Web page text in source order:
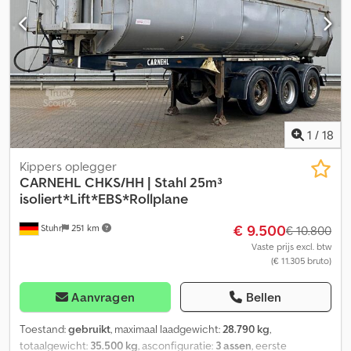
elektronisch remsysteem EBS, gereedschapskist, pendelklep
(opliggend), dakzeil, platform, aansluitstekker 1x15-polig,
lichtmetalen velgen. Ons volledige voertuigenaanbod vindt u op .
Financiering gewenst? Met onze Value Added Service bieden wij
u individuele financieringsmogelijkheden, full service en
telematica-diensten. Wij adviseren u graag. Chsdpfoyg Ucxsx Ag
Ioa
1 / 18
Stuhr 251 km
Kippers oplegger
CARNEHL CHKS/HH | Stahl 25m³
isoliert*Lift*EBS*Rollplane
€ 9.500€ 10.800
Vaste prijs excl. btw
(€ 11.305 bruto)
Aanvragen Bellen
Toestand:gebruikt, maximaal laadgewicht:28.790 kg,
totaalgewicht: 35.500 kg, asconfiguratie: 3 assen, eerste